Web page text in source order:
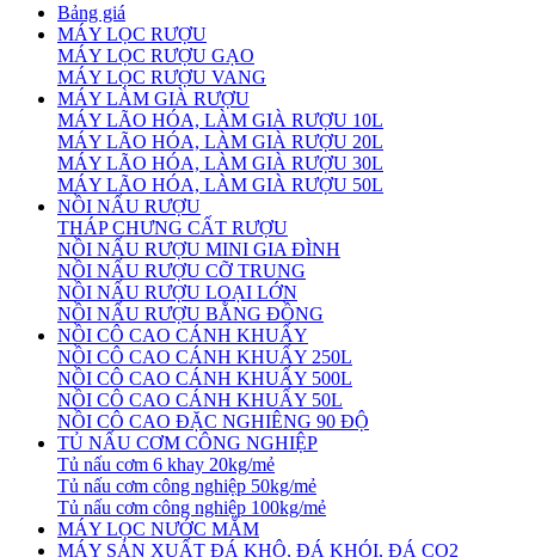
Bảng giá
MÁY LỌC RƯỢU
MÁY LỌC RƯỢU GẠO
MÁY LỌC RƯỢU VANG
MÁY LÀM GIÀ RƯỢU
MÁY LÃO HÓA, LÀM GIÀ RƯỢU 10L
MÁY LÃO HÓA, LÀM GIÀ RƯỢU 20L
MÁY LÃO HÓA, LÀM GIÀ RƯỢU 30L
MÁY LÃO HÓA, LÀM GIÀ RƯỢU 50L
NỒI NẤU RƯỢU
THÁP CHƯNG CẤT RƯỢU
NỒI NẤU RƯỢU MINI GIA ĐÌNH
NỒI NẤU RƯỢU CỠ TRUNG
NỒI NẤU RƯỢU LOẠI LỚN
NỒI NẤU RƯỢU BẰNG ĐỒNG
NỒI CÔ CAO CÁNH KHUẤY
NỒI CÔ CAO CÁNH KHUẤY 250L
NỒI CÔ CAO CÁNH KHUẤY 500L
NỒI CÔ CAO CÁNH KHUẤY 50L
NỒI CÔ CAO ĐẶC NGHIÊNG 90 ĐỘ
TỦ NẤU CƠM CÔNG NGHIỆP
Tủ nấu cơm 6 khay 20kg/mẻ
Tủ nấu cơm công nghiệp 50kg/mẻ
Tủ nấu cơm công nghiệp 100kg/mẻ
MÁY LỌC NƯỚC MẮM
MÁY SẢN XUẤT ĐÁ KHÔ, ĐÁ KHÓI, ĐÁ CO2